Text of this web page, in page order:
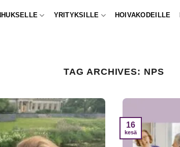
YRITYKSILLE HOIVAKODEILLE
TAG ARCHIVES: NPS
16
kesä